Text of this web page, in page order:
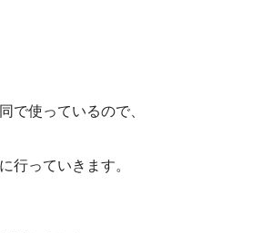
で使っているので、
行っていきます。